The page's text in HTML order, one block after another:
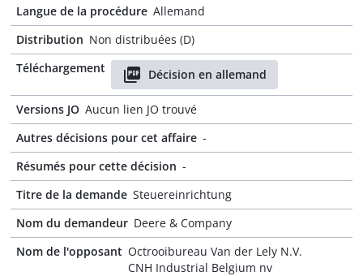
Langue de la procédure Allemand
Distribution Non distribuées (D)
Téléchargement
Décision en allemand
Versions JO Aucun lien JO trouvé
Autres décisions pour cet affaire -
Résumés pour cette décision -
Titre de la demande Steuereinrichtung
Nom du demandeur Deere & Company
Nom de l'opposant Octrooibureau Van der Lely N.V.
CNH Industrial Belgium nv